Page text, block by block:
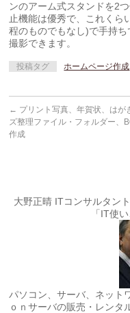
ンのアーム式スタンドを2
止機能は優秀で、これくら
程のものでもなし)で手持
撮影できます。
投稿タグ ホームページ作成
← プリント写真、年賀状、はが
ズ整理ファイル・フォルダー、
作成
大野正晴 ITコンサルタン
「IT使
パソコン、サーバ、ネット
ｏｎサーバの販売・レンタ